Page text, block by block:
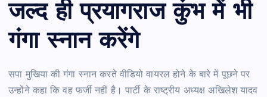
जल्द ही प्रयागराज कुंभ में भी
गंगा स्नान करेंगे
सपा मुखिया की गंगा स्नान करते वीडियो वायरल होने के बारे में पूछने पर
उन्होंने कहा कि वह फर्जी नहीं है। पार्टी के राष्ट्रीय अध्यक्ष अखिलेश यादव